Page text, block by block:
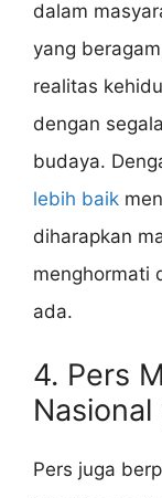
dalam
yang
realitas
dengan
budaya.
lebih baik
diharapkan
menghormati
ada.
4. Pers
Pers juga